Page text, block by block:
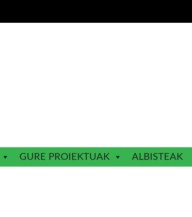
GURE PROIEKTUAK ALBISTEAK